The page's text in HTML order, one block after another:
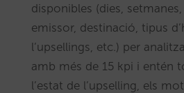
disponibles (dies,
emissor, destinació, tipus
l’upsellings, etc.) per
amb més de 15 kpi i entén
l’estat de l’upselling, els